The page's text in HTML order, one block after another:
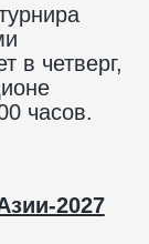
в четверг,
часов.
2027